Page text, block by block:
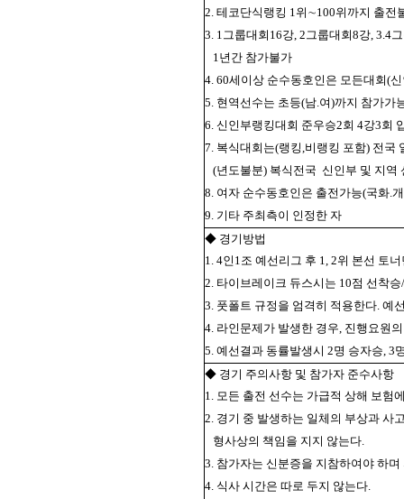
2. 테코단식랭킹 1위∼100위까지 출전
3. 1그룹대회16강, 2그룹대회8강, 3.4
1년간 참가불가
4. 60세이상 순수동호인은 모든대회(
5. 현역선수는 초등(남.여)까지 참가가
6. 신인부랭킹대회 준우승2회 4강3회
7. 복식대회는(랭킹,비랭킹 포함) 전국
(년도불분) 복식전국 신인부 및 지역
8. 여자 순수동호인은 출전가능(국화.
9. 기타 주최측이 인정한 자
◆ 경기방법
1. 4인1조 예선리그 후 1, 2위 본선 토
2. 타이브레이크 듀스시는 10점 선착
3. 풋폴트 규정을 엄격히 적용한다. 예
4. 라인문제가 발생한 경우, 진행요원
5. 예선결과 동률발생시 2명 승자승, 3
◆ 경기 주의사항 및 참가자 준수사항
1. 모든 출전 선수는 가급적 상해 보험
2. 경기 중 발생하는 일체의 부상과 사
형사상의 책임을 지지 않는다.
3. 참가자는 신분증을 지참하여야 하
4. 식사 시간은 따로 두지 않는다.